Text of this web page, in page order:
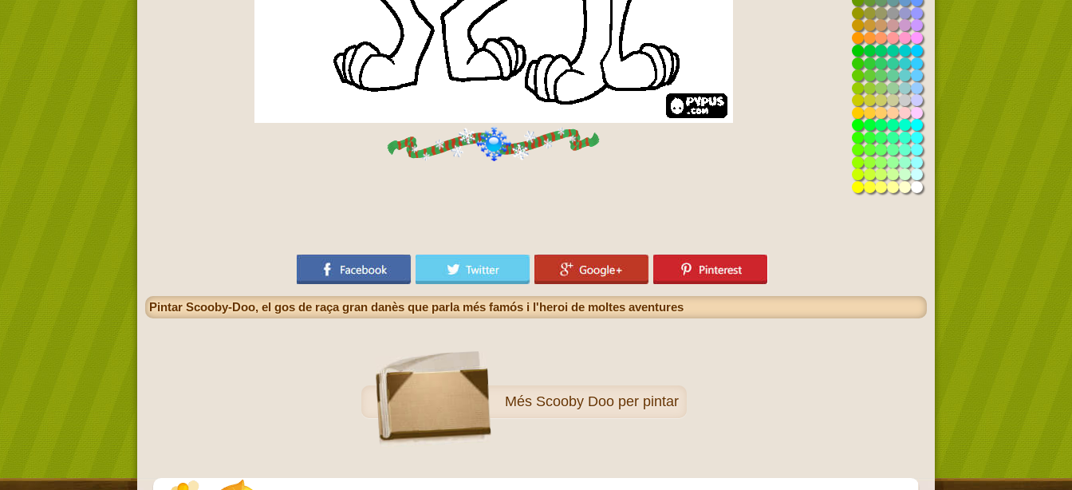
Pintar Scooby-Doo, el gos de raça gran danès que parla més famós i l'heroi de moltes aventures
Més Scooby Doo per pintar